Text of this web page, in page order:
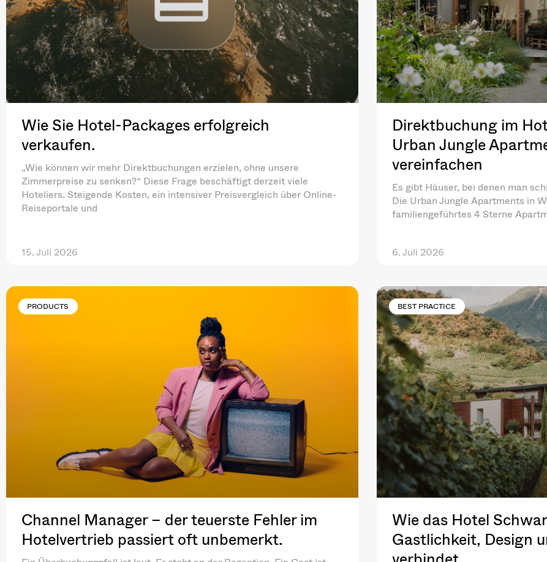
Wie Sie Hotel-Packages erfolgreich
verkaufen.
„Wie können wir mehr Direktbuchungen erzielen, ohne unsere
Zimmerpreise zu senken?“ Diese Frage beschäftigt derzeit viele
Hoteliers. Steigende Kosten, ein intensiver Preisvergleich über Online-
Reiseportale und
15. Juli 2026
Direktbuchung im
Urban Jungle
vereinfachen
Es gibt Häuser, bei denen man
Die Urban Jungle Apartments in
familiengeführtes 4 Sterne
6. Juli 2026
PRODUCTS
Channel Manager – der teuerste Fehler im
Hotelvertrieb passiert oft unbemerkt.
BEST PRACTICE
Wie das Hotel
Gastlichkeit, Design